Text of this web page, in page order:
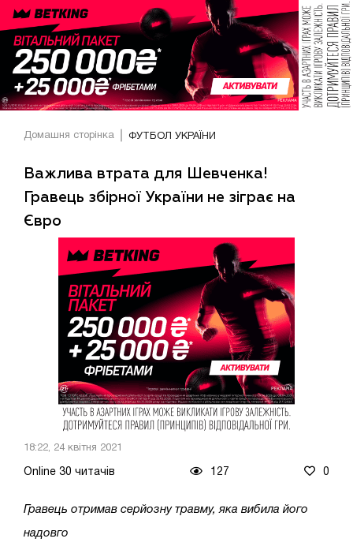
Домашня сторінка ФУТБОЛ УКРАЇНИ
Важлива втрата для Шевченка!
Гравець збірної України не зіграє на
Євро
18:22, 24 квітня 2021
Online 30 читачів 127 0
Гравець отримав серйозну травму, яка вибила його
надовго